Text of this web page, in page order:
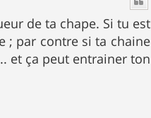
de ta chape. Si tu est
; par contre si ta chaine
et ça peut entrainer ton